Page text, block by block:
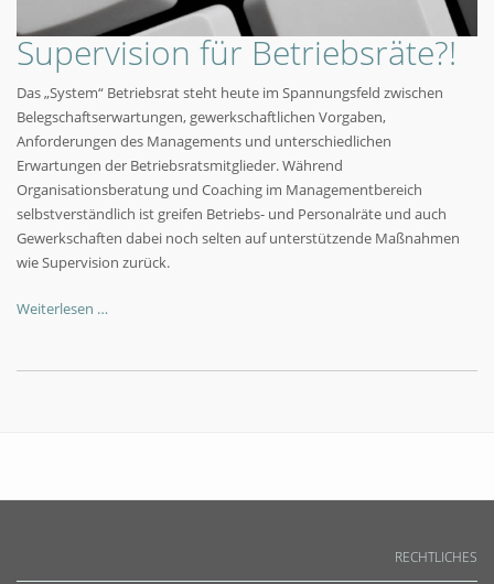
Supervision für Betriebsräte?!
Das „System“ Betriebsrat steht heute im Spannungsfeld zwischen
Belegschaftserwartungen, gewerkschaftlichen Vorgaben,
Anforderungen des Managements und unterschiedlichen
Erwartungen der Betriebsratsmitglieder. Während
Organisationsberatung und Coaching im Managementbereich
selbstverständlich ist greifen Betriebs- und Personalräte und auch
Gewerkschaften dabei noch selten auf unterstützende Maßnahmen
wie Supervision zurück.
Weiterlesen …
RECHTLICHES